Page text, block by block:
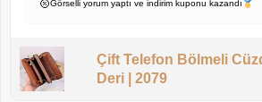
Görselli yorum yaptı ve indirim kuponu kazandı
Çift Telefon Bölmeli
Deri | 2079